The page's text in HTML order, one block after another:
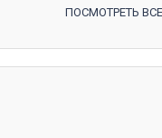
ПОСМОТРЕТЬ ВСЕ